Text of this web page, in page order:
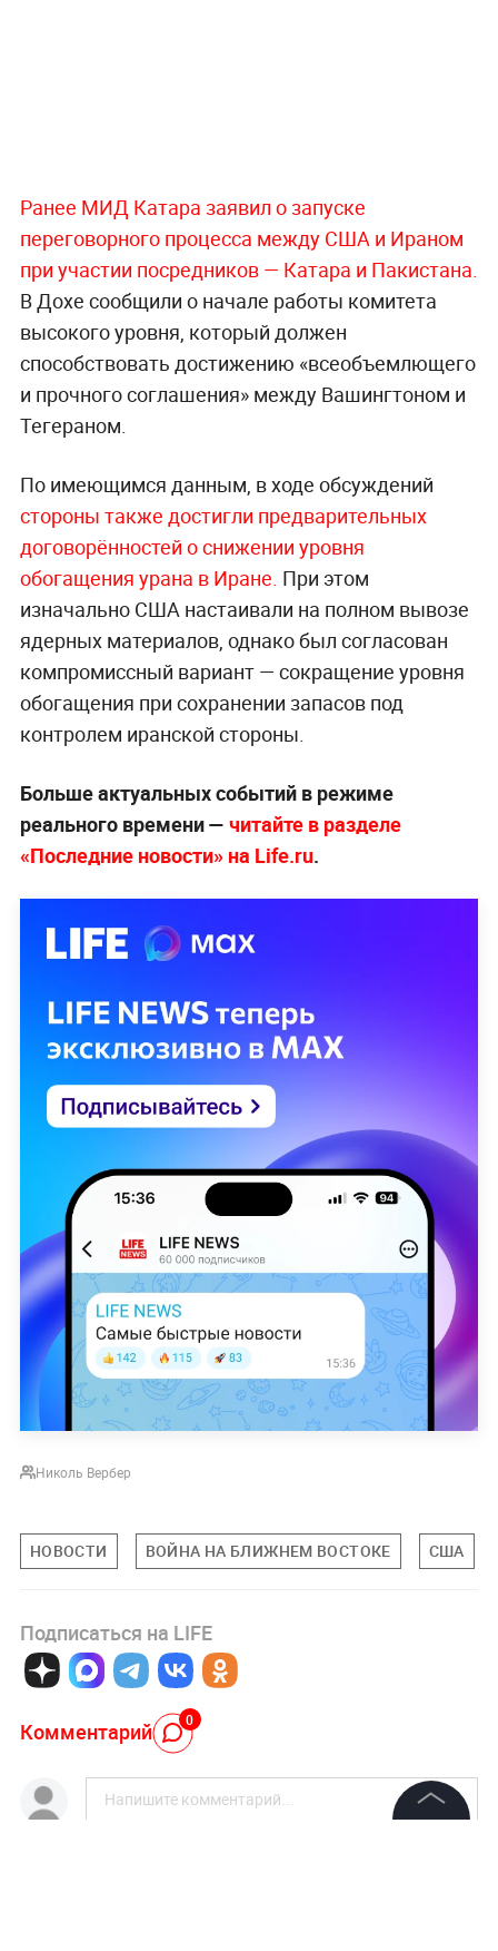
Ранее МИД Катара заявил о запуске
переговорного процесса между США и Ираном
при участии посредников — Катара и Пакистана.
В Дохе сообщили о начале работы комитета
высокого уровня, который должен
способствовать достижению «всеобъемлющего
и прочного соглашения» между Вашингтоном и
Тегераном.
По имеющимся данным, в ходе обсуждений
стороны также достигли предварительных
договорённостей о снижении уровня
обогащения урана в Иране. При этом
изначально США настаивали на полном вывозе
ядерных материалов, однако был согласован
компромиссный вариант — сокращение уровня
обогащения при сохранении запасов под
контролем иранской стороны.
Больше актуальных событий в режиме
реального времени — читайте в разделе
«Последние новости» на Life.ru.
Николь Вербер
НОВОСТИ ВОЙНА НА БЛИЖНЕМ ВОСТОКЕ США
Подписаться на LIFE
Комментарий 0